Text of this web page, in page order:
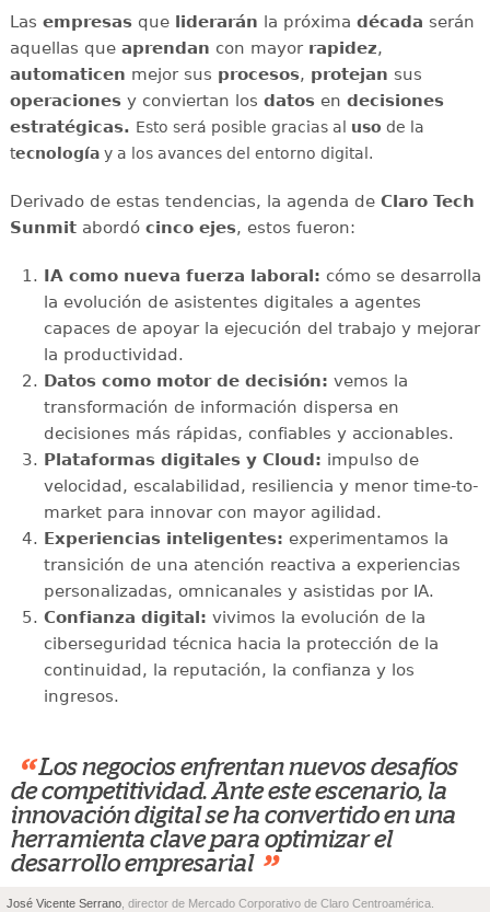
Las empresasqueliderarán la próxima década serán
aquellas queaprendan con mayor rapidez,
automaticen mejor sus procesos, protejan sus
operacionesy conviertan los datosen decisiones
estratégicas. Esto será posible gracias al uso de la
tecnologíay a los avances del entorno digital.
Derivado de estas tendencias, la agenda de Claro Tech
Sunmitabordó cinco ejes, estos fueron:
IA como nueva fuerza laboral: cómo se desarrolla
la evolución de asistentes digitales a agentes
capaces de apoyar la ejecución del trabajo y mejorar
la productividad.
Datos como motor de decisión: vemos la
transformación de información dispersa en
decisiones más rápidas, confiables y accionables.
Plataformas digitales y Cloud: impulso de
velocidad, escalabilidad, resiliencia y menor time-to-
market para innovar con mayor agilidad.
Experiencias inteligentes: experimentamos la
transición de una atención reactiva a experiencias
personalizadas, omnicanales y asistidas por IA.
Confianza digital: vivimos la evolución de la
ciberseguridad técnica hacia la protección de la
continuidad, la reputación, la confianza y los
ingresos.
“ Los negocios enfrentan nuevos desafíos
de competitividad. Ante este escenario, la
innovación digital se ha convertido en una
herramienta clave para optimizar el
desarrollo empresarial ”
José Vicente Serrano , director de Mercado Corporativo de Claro Centroamérica.